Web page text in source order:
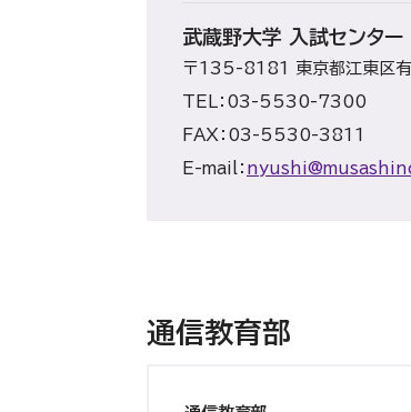
武蔵野大学 入試センター
〒135-8181
東京都江東区
TEL：03-5530-7300
FAX：03-5530-3811
E-mail：
通信教育部